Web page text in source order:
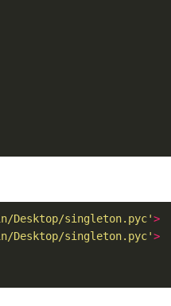
Desktop/singleton.pyc'>
Desktop/singleton.pyc'>